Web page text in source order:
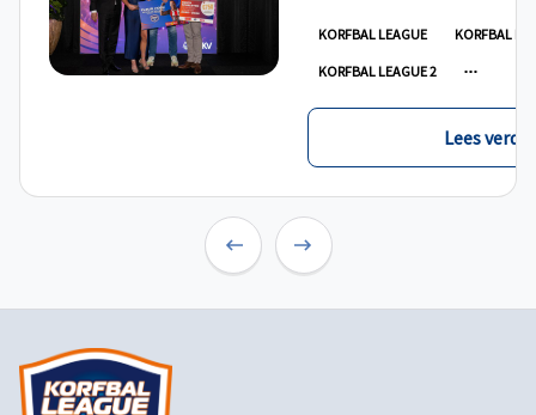
KORFBAL LEAGUE KORFBAL
KORFBAL LEAGUE 2
Lees verder